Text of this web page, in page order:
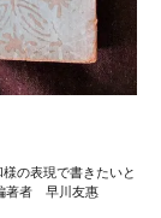
の表現で書きたいと
著者 早川友惠